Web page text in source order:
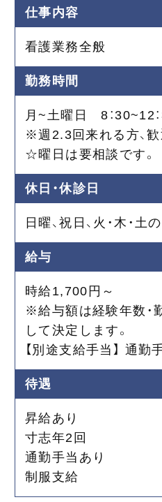
仕事内容
看護業務全般
勤務時間
月~土曜日 8：30~12
※週2.3回来れる方、歓
☆曜日は要相談です。
休日・休診日
日曜、祝日、火・木・土
給与
時給1,700円～
※給与額は経験年数・
して決定します。
【別途支給手当】 通勤
待遇
昇給あり
寸志年2回
通勤手当あり
制服支給